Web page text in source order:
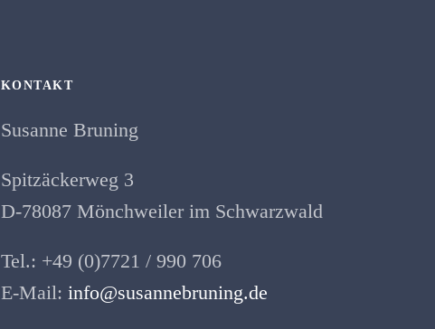
KONTAKT
Susanne Bruning
Spitzäckerweg 3
D-78087 Mönchweiler im Schwarzwald
Tel.: +49 (0)7721 / 990 706
E-Mail: info@susannebruning.de